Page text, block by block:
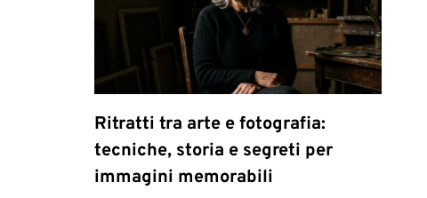
Ritratti tra arte e fotografia:
tecniche, storia e segreti per
immagini memorabili